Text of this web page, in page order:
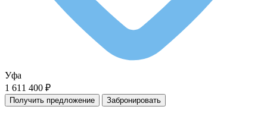
Уфа
1 611 400 ₽
Получить предложение Забронировать